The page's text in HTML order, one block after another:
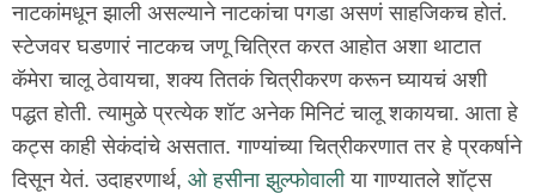
नाटकांमधून झाली असल्याने नाटकांचा पगडा असणं साहजिकच होतं.
स्टेजवर घडणारं नाटकच जणू चित्रित करत आहोत अशा थाटात
कॅमेरा चालू ठेवायचा, शक्य तितकं चित्रीकरण करून घ्यायचं अशी
पद्धत होती. त्यामुळे प्रत्येक शॉट अनेक मिनिटं चालू शकायचा. आता हे
कट्स काही सेकंदांचे असतात. गाण्यांच्या चित्रीकरणात तर हे प्रकर्षाने
दिसून येतं. उदाहरणार्थ, ओ हसीना झुल्फोवालीया गाण्यातले शॉट्स